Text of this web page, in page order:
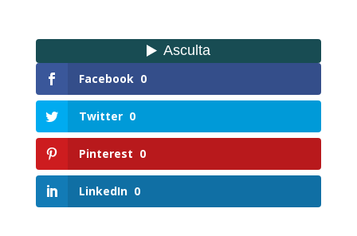
Facebook 0
Twitter 0
Pinterest 0
LinkedIn 0